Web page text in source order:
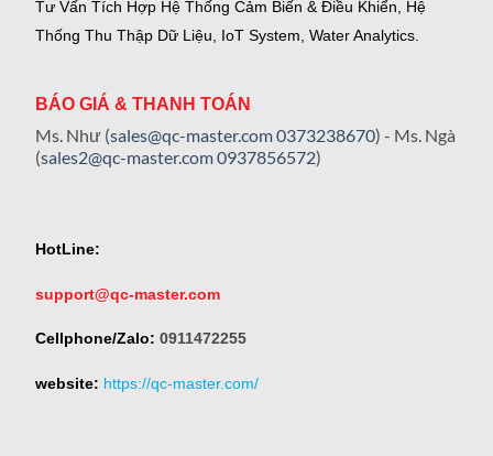
Tư Vấn Tích Hợp Hệ Thống Cảm Biến & Điều Khiển, Hệ
Thống Thu Thập Dữ Liệu, IoT System, Water Analytics.
BÁO GIÁ & THANH TOÁN
Ms. Như (sales@qc-master.com0373238670) - Ms. Ngà
(sales2@qc-master.com0937856572)
HotLine:
support@qc-master.com
Cellphone/Zalo: 0911472255
website: https://qc-master.com/